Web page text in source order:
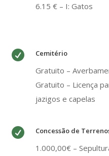
6.15 € – I: Gatos
 Cemitério
Gratuito –
Gratuito – Licença
jazigos e capelas
 Concessão de
1.000,00€ –